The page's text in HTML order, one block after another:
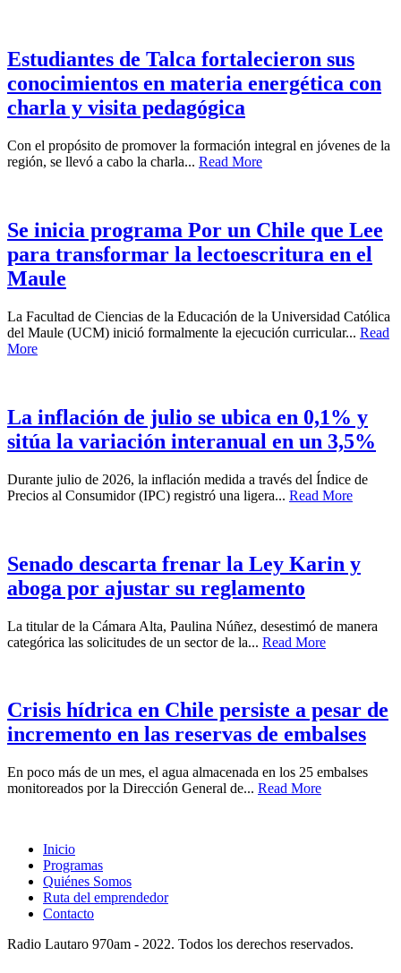
Estudiantes de Talca fortalecieron sus
conocimientos en materia energética con
charla y visita pedagógica
Con el propósito de promover la formación integral en jóvenes de la
región, se llevó a cabo la charla... Read More
Se inicia programa Por un Chile que Lee
para transformar la lectoescritura en el
Maule
La Facultad de Ciencias de la Educación de la Universidad Católica
del Maule (UCM) inició formalmente la ejecución curricular... Read
More
La inflación de julio se ubica en 0,1% y
sitúa la variación interanual en un 3,5%
Durante julio de 2026, la inflación medida a través del Índice de
Precios al Consumidor (IPC) registró una ligera... Read More
Senado descarta frenar la Ley Karin y
aboga por ajustar su reglamento
La titular de la Cámara Alta, Paulina Núñez, desestimó de manera
categórica las solicitudes de un sector de la... Read More
Crisis hídrica en Chile persiste a pesar de
incremento en las reservas de embalses
En poco más de un mes, el agua almacenada en los 25 embalses
monitoreados por la Dirección General de... Read More
Inicio
Programas
Quiénes Somos
Ruta del emprendedor
Contacto
Radio Lautaro 970am - 2022. Todos los derechos reservados.